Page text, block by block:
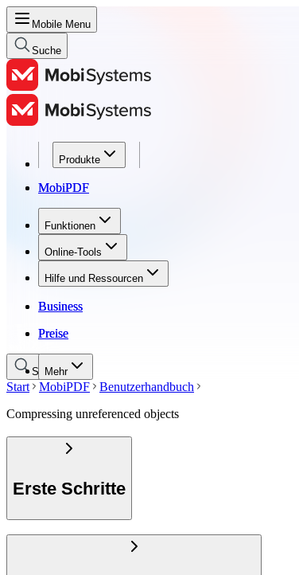
Mobile Menu
Suche
Produkte
MobiPDF
Funktionen
Online-Tools
Hilfe und Ressourcen
Business
Preise
Mehr
Produkte
MobiPDF
Funktionen
Online-Tools
Hilfe und Ressourcen
Business
Preise
Suche
Start MobiPDF
Benutzerhandbuch
Compressing unreferenced objects
Erste Schritte